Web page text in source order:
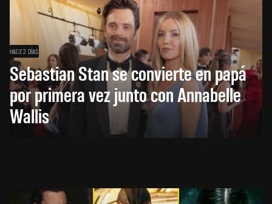
HACE 2 DÍAS
Sebastian Stan se convierte en papá
por primera vez junto con Annabelle
Wallis